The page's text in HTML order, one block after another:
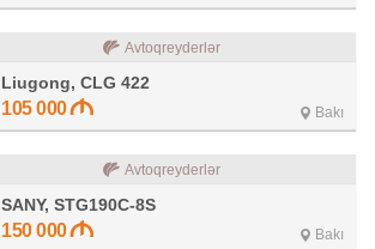
Avtoqreyderlər
Liugong, CLG 422
105 000 Bakı
Avtoqreyderlər
SANY, STG190C-8S
150 000 Bakı